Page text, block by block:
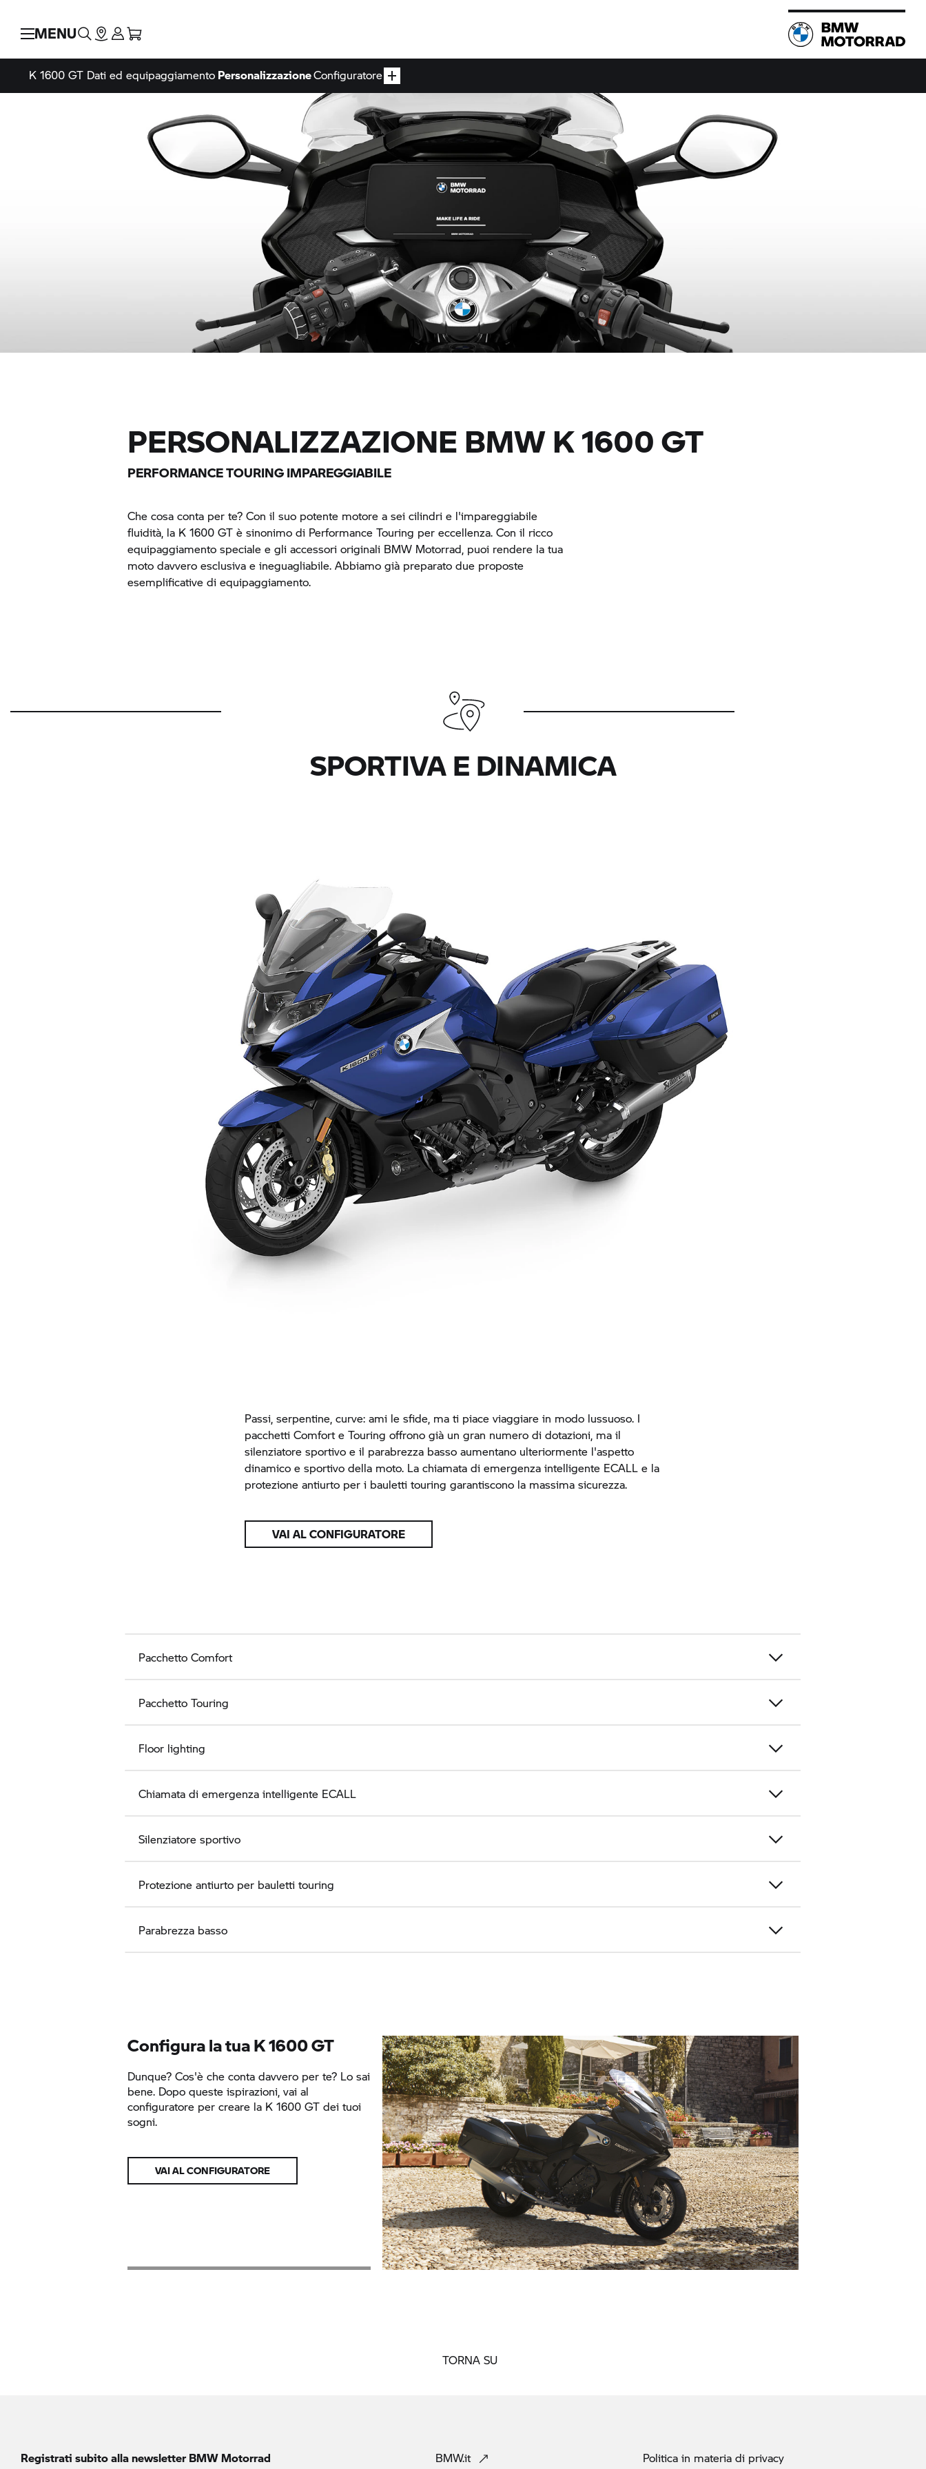
MENU
K 1600 GT Dati ed equipaggiamento PersonalizzazioneConfiguratore
PERSONALIZZAZIONE BMWK 1600 GT
PERFORMANCE TOURING IMPAREGGIABILE
Che cosa conta per te? Con il suo potente motore a sei cilindri e l'impareggiabile
fluidità, la K 1600 GT è sinonimo di Performance Touring per eccellenza. Con il ricco
equipaggiamento speciale e gli accessori originali BMW Motorrad, puoi rendere la tua
moto davvero esclusiva e ineguagliabile. Abbiamo già preparato due proposte
esemplificative di equipaggiamento.
SPORTIVA E DINAMICA
Passi, serpentine, curve: ami le sfide, ma ti piace viaggiare in modo lussuoso. I
pacchetti Comfort e Touring offrono già un gran numero di dotazioni, ma il
silenziatore sportivo e il parabrezza basso aumentano ulteriormente l'aspetto
dinamico e sportivo della moto. La chiamata di emergenza intelligente ECALL e la
protezione antiurto per i bauletti touring garantiscono la massima sicurezza.
VAI AL CONFIGURATORE
Pacchetto Comfort
Pacchetto Touring
Floor lighting
Chiamata di emergenza intelligente ECALL
Silenziatore sportivo
Protezione antiurto per bauletti touring
Parabrezza basso
Configura la tuaK 1600 GT
Dunque? Cos'è che conta davvero per te? Lo sai
bene. Dopo queste ispirazioni, vai al
configuratore per creare la K 1600 GT dei tuoi
sogni.
VAI AL CONFIGURATORE
TORNA SU
Registrati subito alla newsletterBMW Motorrad
BMW.it
Politica in materia di privacy